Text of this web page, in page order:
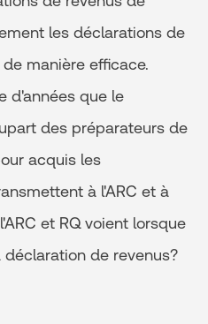
les déclarations de
manière efficace.
d'années que le
des préparateurs de
acquis les
à l'ARC et à
et RQ voient lorsque
de revenus?